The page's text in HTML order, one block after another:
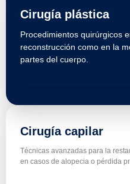
Cirugía plástica
Procedimientos quirúrgicos
reconstrucción como en la
partes del cuerpo.
Cirugía capilar
Técnicas avanzadas para la
en casos de alopecia o pérdida